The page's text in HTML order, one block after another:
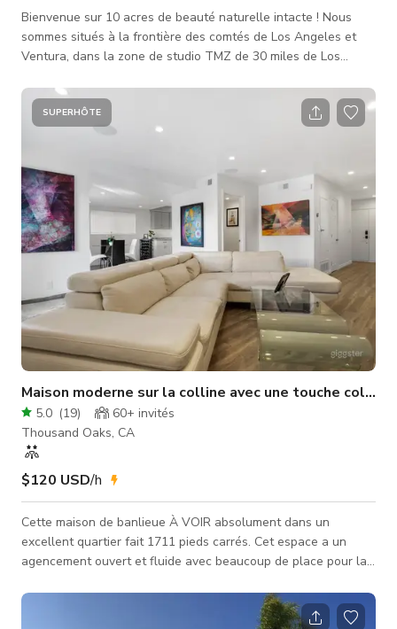
Bienvenue sur 10 acres de beauté naturelle intacte ! Nous
sommes situés à la frontière des comtés de Los Angeles et
Ventura, dans la zone de studio TMZ de 30 miles de Los
Westlake Village, 12 miles de la plage d'État El Matador
(Malibu) et de la Pacific Coast Hwy (PCH). Toutes les
réservations incluent : • Vues montagneuses à 300 degrés
toute l'année, du vert foncé au vert clair, dans un canyon
calme • Routes de terre, sentie
SUPERHÔTE
Maison moderne sur la colline avec une touche colorée
5.0 (19) 60+ invités
Thousand Oaks, CA
$120 USD/h
Cette maison de banlieue À VOIR absolument dans un
excellent quartier fait 1711 pieds carrés. Cet espace a un
agencement ouvert et fluide avec beaucoup de place pour la
carrés, parfaite pour le tournage, les réceptions et l'intimité. La
propriété est facilement accessible aux autoroutes 101 et 23